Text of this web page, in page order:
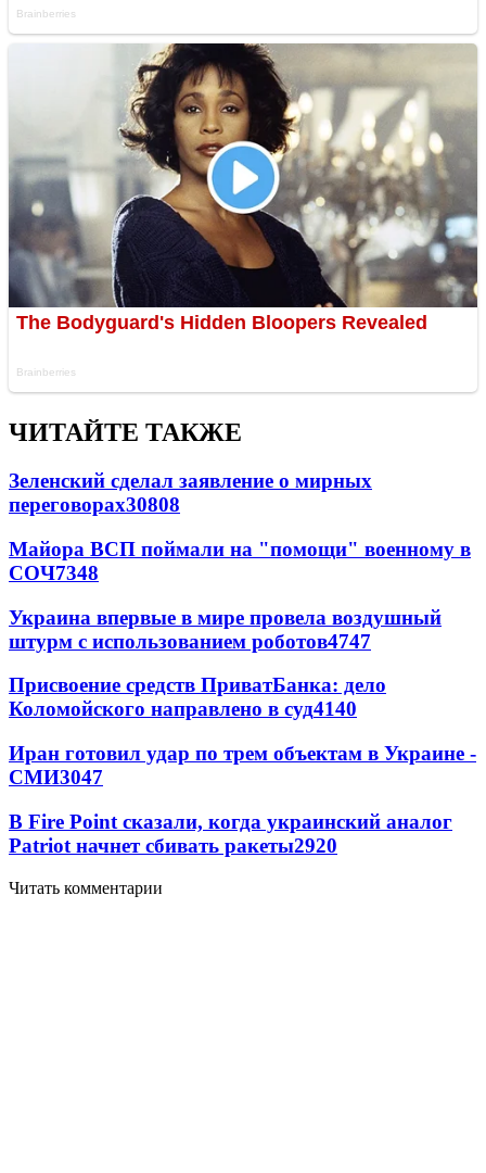
ЧИТАЙТЕ ТАКЖЕ
Зеленский сделал заявление о мирных
переговорах30808
Майора ВСП поймали на "помощи" военному в
СОЧ7348
Украина впервые в мире провела воздушный
штурм с использованием роботов4747
Присвоение средств ПриватБанка: дело
Коломойского направлено в суд4140
Иран готовил удар по трем объектам в Украине -
СМИ3047
В Fire Point сказали, когда украинский аналог
Patriot начнет сбивать ракеты2920
Читать комментарии